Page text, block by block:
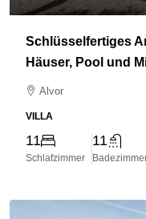
Schlüsselfertiges
Häuser, Pool und
Alvor
VILLA
11
Schlafzimmer
11